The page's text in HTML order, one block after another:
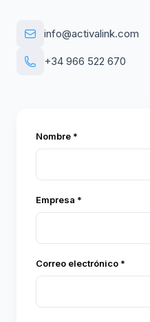
info@activalink.com
+34 966 522 670
Nombre *
Empresa *
Correo electrónico *